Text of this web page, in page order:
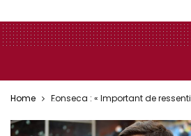
Home Fonseca : « Important de